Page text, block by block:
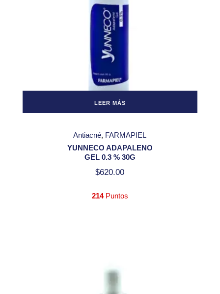
LEER MÁS
Antiacné FARMAPIEL
YUNNECO ADAPALENO
GEL 0.3 % 30G
$620.00
214Puntos